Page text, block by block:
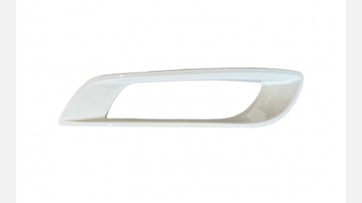
Брызговики
Запчасти кузова и зеркала